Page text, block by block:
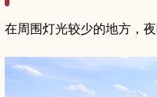
在周围灯光较少的地方，